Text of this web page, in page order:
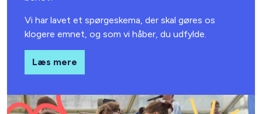
Vi har lavet et spørgeskema, der skal gøres os
klogere emnet, og som vi håber, du udfylde.
Læs mere